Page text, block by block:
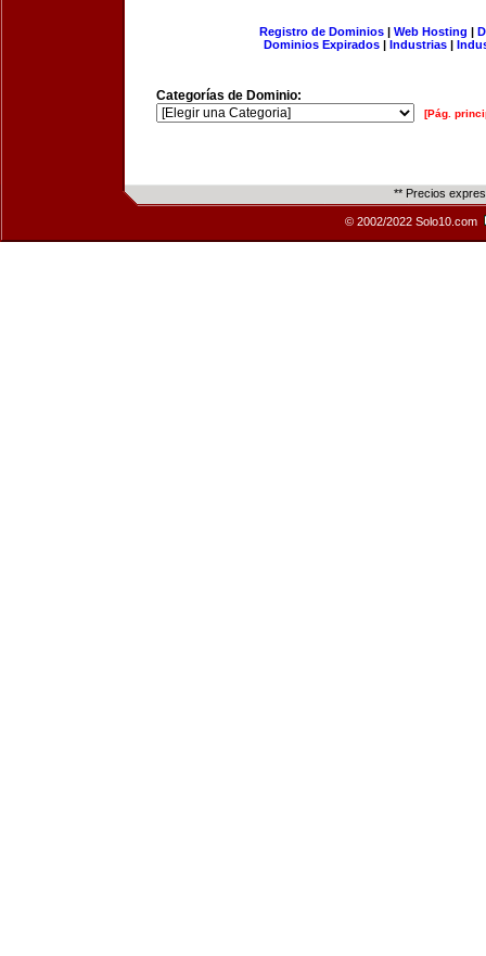
Registro de Dominios| Web Hosting |
Dominios Expirados | Industrias |
Categorías de Dominio:
[Pág.
** Precios
© 2002/2022 Solo10.com